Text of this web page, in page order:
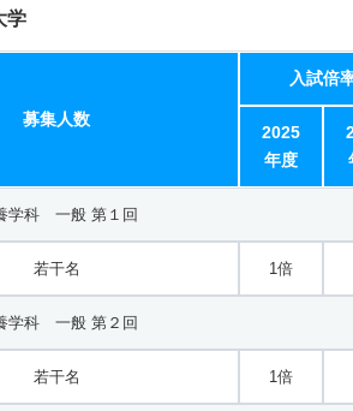
学
募集人数
入試倍
2025
年度
学科 一般 第１回
若干名 1倍
学科 一般 第２回
若干名 1倍